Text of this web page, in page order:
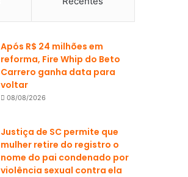
Após R$ 24 milhões em
reforma, Fire Whip do Beto
Carrero ganha data para
voltar
08/08/2026
Justiça de SC permite que
mulher retire do registro o
nome do pai condenado por
violência sexual contra ela